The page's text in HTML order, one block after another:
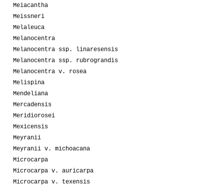
Meiacantha
Meissneri
Melaleuca
Melanocentra
Melanocentra ssp. linaresensis
Melanocentra ssp. rubrograndis
Melanocentra v. rosea
Melispina
Mendeliana
Mercadensis
Meridiorosei
Mexicensis
Meyranii
Meyranii v. michoacana
Microcarpa
Microcarpa v. auricarpa
Microcarpa v. texensis